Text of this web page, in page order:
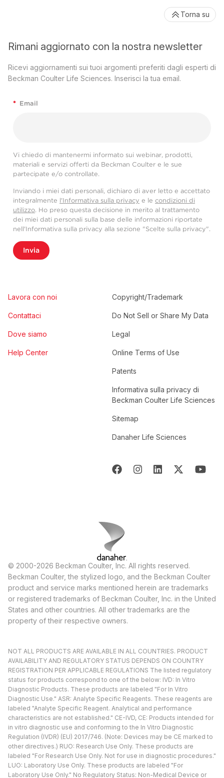
Rimani aggiornato con la nostra newsletter
Ricevi aggiornamenti sui tuoi argomenti preferiti dagli esperti di
Beckman Coulter Life Sciences. Inserisci la tua email.
* Email
Vi chiedo di mantenermi informato sui webinar, prodotti,
materiali e servizi offerti da Beckman Coulter e le sue
partecipate e/o controllate.
Inviando i miei dati personali, dichiaro di aver letto e accettato
integralmente l'Informativa sulla privacy e le condizioni di
utilizzo. Ho preso questa decisione in merito al trattamento
dei miei dati personali sulla base delle informazioni riportate
nell'Informativa sulla privacy alla sezione "Scelte sulla privacy".
Invia
Lavora con noi
Contattaci
Dove siamo
Help Center
Copyright/Trademark
Do Not Sell or Share My Data
Legal
Online Terms of Use
Patents
Informativa sulla privacy di
Beckman Coulter Life Sciences
Sitemap
Danaher Life Sciences
Torna su
© 2000-2026 Beckman Coulter, Inc. All rights reserved.
Beckman Coulter, the stylized logo, and the Beckman Coulter
product and service marks mentioned herein are trademarks
or registered trademarks of Beckman Coulter, Inc. in the United
States and other countries. All other trademarks are the
property of their respective owners.
NOT ALL PRODUCTS ARE AVAILABLE IN ALL COUNTRIES. PRODUCT
AVAILABILITY AND REGULATORY STATUS DEPENDS ON COUNTRY
REGISTRATION PER APPLICABLE REGULATIONS The listed regulatory
status for products correspond to one of the below: IVD: In Vitro
Diagnostic Products. These products are labeled "For In Vitro
Diagnostic Use." ASR: Analyte Specific Reagents. These reagents are
labeled "Analyte Specific Reagent. Analytical and performance
characteristics are not established." CE-IVD, CE: Products intended for
in vitro diagnostic use and conforming to the In Vitro Diagnostic
Regulation (IVDR) (EU) 2017/746. (Note: Devices may be CE marked to
other directives.) RUO: Research Use Only. These products are
labeled "For Research Use Only. Not for use in diagnostic procedures."
LUO: Laboratory Use Only. These products are labeled "For
Laboratory Use Only." No Regulatory Status: Non-Medical Device or